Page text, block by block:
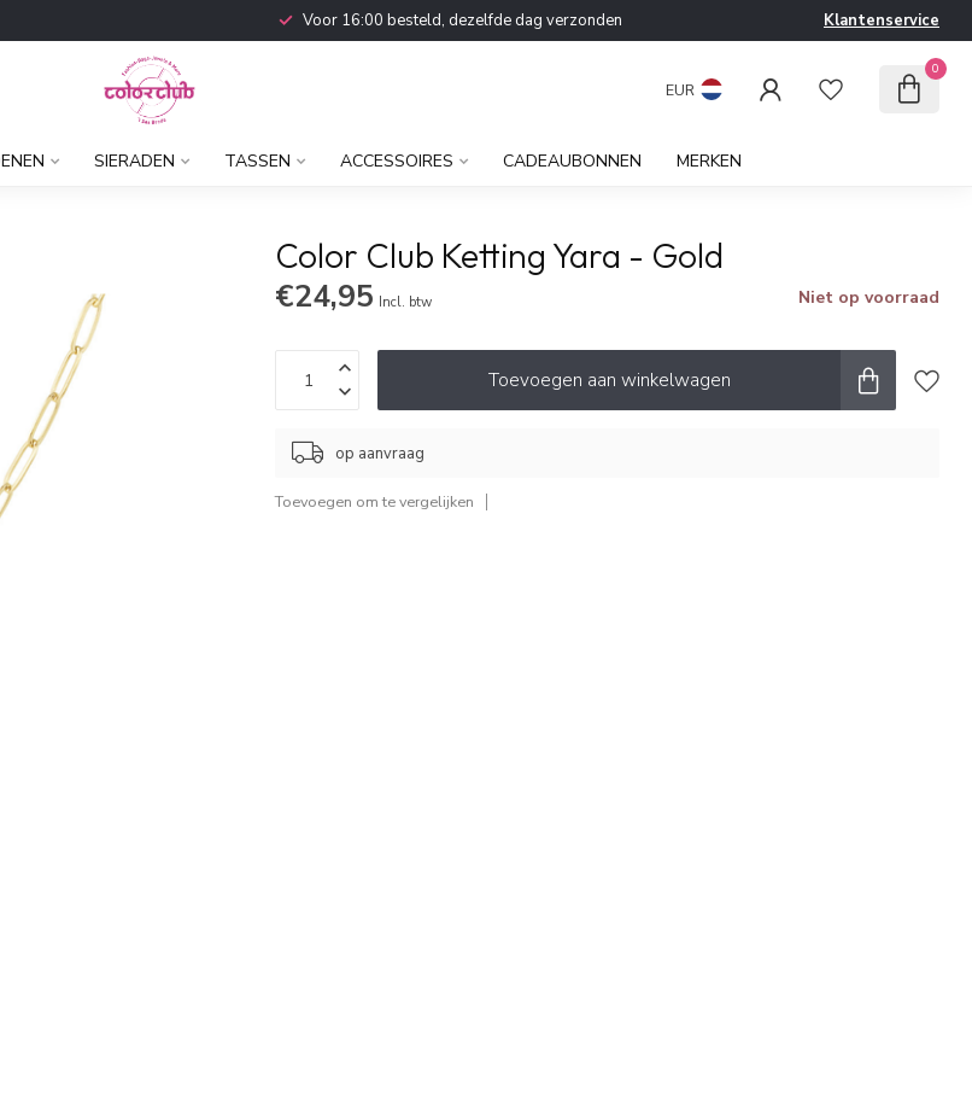
Voor 16:00 besteld, dezelfde dag verzonden Klantenservice
EUR
0
SIERADEN TASSEN ACCESSOIRES CADEAUBONNEN MERKEN
Color Club Ketting Yara - Gold
€24,95 Incl. btw Niet op voorraad
Toevoegen aan winkelwagen
op aanvraag
Toevoegen om te vergelijken